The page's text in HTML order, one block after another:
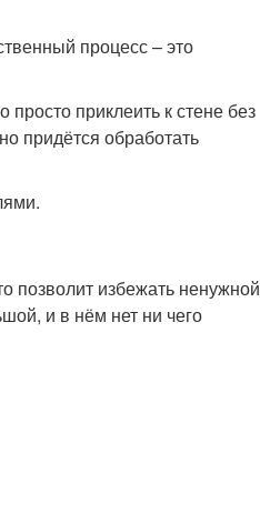
процесс – это
приклеить к стене без
придётся обработать
позволит избежать ненужной
и в нём нет ни чего